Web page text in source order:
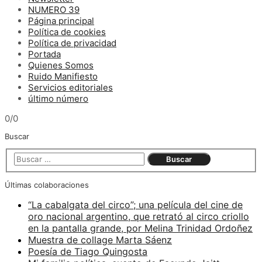
NUMERO 39
Página principal
Política de cookies
Política de privacidad
Portada
Quienes Somos
Ruido Manifiesto
Servicios editoriales
último número
0/0
Buscar
Últimas colaboraciones
“La cabalgata del circo”; una película del cine de
oro nacional argentino, que retrató al circo criollo
en la pantalla grande, por Melina Trinidad Ordoñez
Muestra de collage Marta Sáenz
Poesía de Tiago Quingosta